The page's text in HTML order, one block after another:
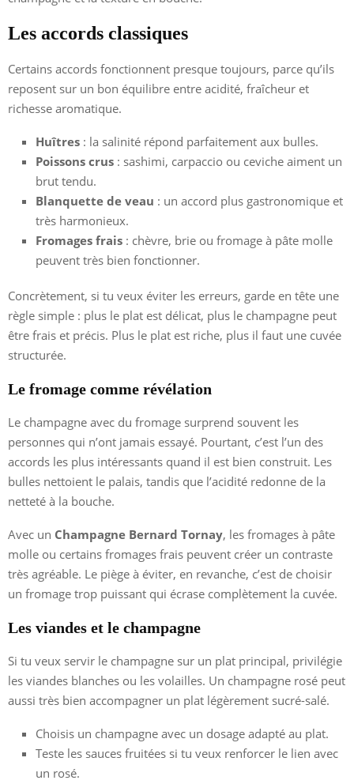
Les accords classiques
Certains accords fonctionnent presque toujours, parce qu’ils
reposent sur un bon équilibre entre acidité, fraîcheur et
richesse aromatique.
Huîtres : la salinité répond parfaitement aux bulles.
Poissons crus : sashimi, carpaccio ou ceviche aiment un
brut tendu.
Blanquette de veau : un accord plus gastronomique et
très harmonieux.
Fromages frais : chèvre, brie ou fromage à pâte molle
peuvent très bien fonctionner.
Concrètement, si tu veux éviter les erreurs, garde en tête une
règle simple : plus le plat est délicat, plus le champagne peut
être frais et précis. Plus le plat est riche, plus il faut une cuvée
structurée.
Le fromage comme révélation
Le champagne avec du fromage surprend souvent les
personnes qui n’ont jamais essayé. Pourtant, c’est l’un des
accords les plus intéressants quand il est bien construit. Les
bulles nettoient le palais, tandis que l’acidité redonne de la
netteté à la bouche.
Avec un Champagne Bernard Tornay, les fromages à pâte
molle ou certains fromages frais peuvent créer un contraste
très agréable. Le piège à éviter, en revanche, c’est de choisir
un fromage trop puissant qui écrase complètement la cuvée.
Les viandes et le champagne
Si tu veux servir le champagne sur un plat principal, privilégie
les viandes blanches ou les volailles. Un champagne rosé peut
aussi très bien accompagner un plat légèrement sucré-salé.
Choisis un champagne avec un dosage adapté au plat.
Teste les sauces fruitées si tu veux renforcer le lien avec
un rosé.